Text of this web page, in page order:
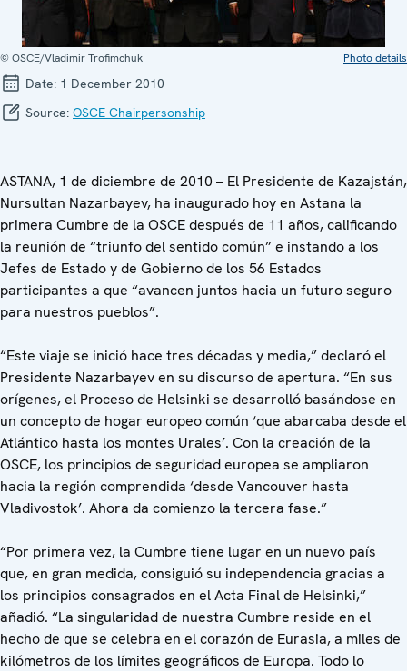
© OSCE/Vladimir Trofimchuk Photo details
Date: 1 December 2010
Source: OSCE Chairpersonship
ASTANA, 1 de diciembre de 2010 – El Presidente de Kazajstán,
Nursultan Nazarbayev, ha inaugurado hoy en Astana la
primera Cumbre de la OSCE después de 11 años, calificando
la reunión de “triunfo del sentido común” e instando a los
Jefes de Estado y de Gobierno de los 56 Estados
participantes a que “avancen juntos hacia un futuro seguro
para nuestros pueblos”.
“Este viaje se inició hace tres décadas y media,” declaró el
Presidente Nazarbayev en su discurso de apertura. “En sus
orígenes, el Proceso de Helsinki se desarrolló basándose en
un concepto de hogar europeo común ‘que abarcaba desde el
Atlántico hasta los montes Urales’. Con la creación de la
OSCE, los principios de seguridad europea se ampliaron
hacia la región comprendida ‘desde Vancouver hasta
Vladivostok’. Ahora da comienzo la tercera fase.”
“Por primera vez, la Cumbre tiene lugar en un nuevo país
que, en gran medida, consiguió su independencia gracias a
los principios consagrados en el Acta Final de Helsinki,”
añadió. “La singularidad de nuestra Cumbre reside en el
hecho de que se celebra en el corazón de Eurasia, a miles de
kilómetros de los límites geográficos de Europa. Todo lo